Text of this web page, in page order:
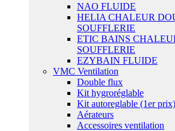
NAO FLUIDE
HELIA CHALEUR
SOUFFLERIE
ETIC BAINS
SOUFFLERIE
EZYBAIN FLUIDE
VMC Ventilation
Double flux
Kit hygroréglable
Kit autoreglable (1er prix)
Aérateurs
Accessoires ventilation